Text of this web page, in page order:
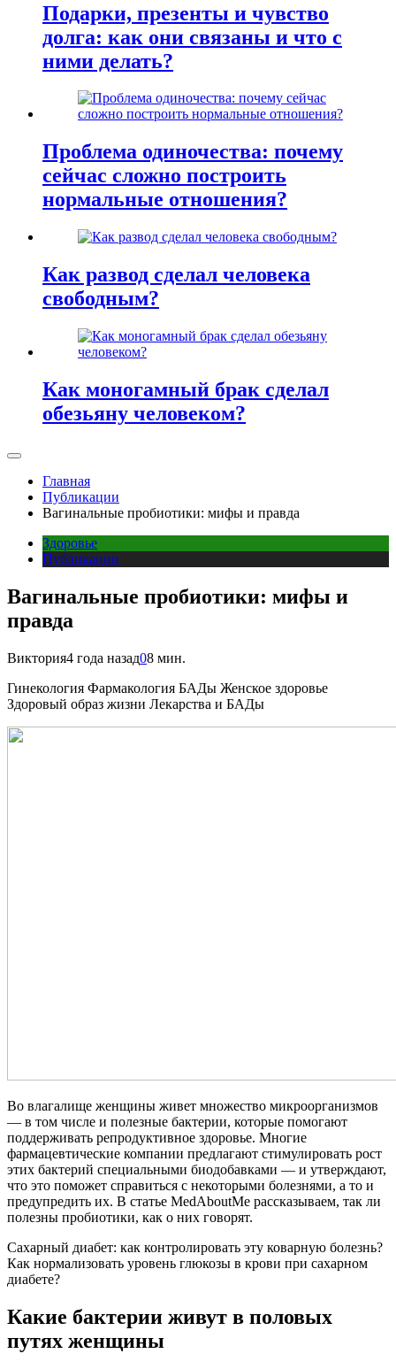
Подарки, презенты и чувство
долга: как они связаны и что с
ними делать?
Проблема одиночества: почему
сейчас сложно построить
нормальные отношения?
Как развод сделал человека
свободным?
Как моногамный брак сделал
обезьяну человеком?
Главная
Публикации
Вагинальные пробиотики: мифы и правда
Здоровье
Публикации
Вагинальные пробиотики: мифы и
правда
Виктория4 года назад08 мин.
Гинекология Фармакология БАДы Женское здоровье
Здоровый образ жизни Лекарства и БАДы
Во влагалище женщины живет множество микроорганизмов
— в том числе и полезные бактерии, которые помогают
поддерживать репродуктивное здоровье. Многие
фармацевтические компании предлагают стимулировать рост
этих бактерий специальными биодобавками — и утверждают,
что это поможет справиться с некоторыми болезнями, а то и
предупредить их. В статье MedAboutMe рассказываем, так ли
полезны пробиотики, как о них говорят.
Сахарный диабет: как контролировать эту коварную болезнь?
Как нормализовать уровень глюкозы в крови при сахарном
диабете?
Какие бактерии живут в половых
путях женщины